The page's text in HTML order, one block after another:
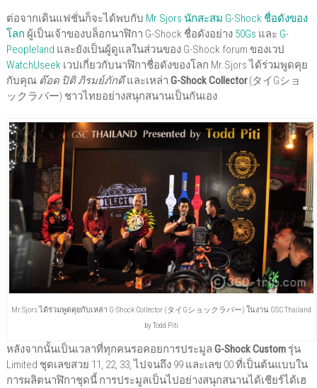
ต่อจากเดินแฟชั่นก็จะได้พบกับ Mr.Sjors นักสะสม G-Shock ชื่อดังของ
โลก ผู้เป็นเจ้าของบล็อกนาฬิกา G-Shock ชื่อดังอย่าง 50Gs และ G-
Peopleland และยังเป็นผู้ดูแลในส่วนของ G-Shock forum ของเวป
WatchUseek เวปเกี่ยวกับนาฬิกาชื่อดังของโลก Mr.Sjors ได้ร่วมพูดคุย
กับคุณ ต๊อด ปิติ ภิรมย์ภักดีและเหล่า G-Shock Collector(タイGショ
ックラバー) ชาวไทยอย่างสนุกสนานเป็นกันเอง
Mr.Sjors ได้ร่วมพูดคุยกับเหล่า G-Shock Collector (タイGショックラバー) ในงาน GSC Thailand
by Todd Piti
หลังจากนั้นเป็นเวลาที่ทุกคนรอคอยการประมูล G-Shock Customรุ่น
Limited ชุดเลขสวย 11, 22, 33, ไปจนถึง 99 และเลข 00 ที่เป็นต้นแบบใน
การผลิตนาฬิกาชุดนี้ การประมูลเป็นไปอย่างสนุกสนานได้เชียร์ได้เฮ